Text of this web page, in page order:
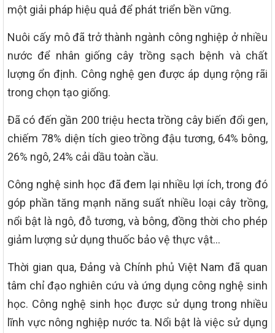
một giải pháp hiệu quả để phát triển bền vững.
Nuôi cấy mô đã trở thành ngành công nghiệp ở nhiều
nước để nhân giống cây trồng sạch bệnh và chất
lượng ổn định. Công nghệ gen được áp dụng rộng rãi
trong chọn tạo giống.
Đã có đến gần 200 triệu hecta trồng cây biến đổi gen,
chiếm 78% diện tích gieo trồng đậu tương, 64% bông,
26% ngô, 24% cải dầu toàn cầu.
Công nghệ sinh học đã đem lại nhiều lợi ích, trong đó
góp phần tăng mạnh năng suất nhiều loại cây trồng,
nổi bật là ngô, đỗ tương, và bông, đồng thời cho phép
giảm lượng sử dụng thuốc bảo vệ thực vật…
Thời gian qua, Đảng và Chính phủ Việt Nam đã quan
tâm chỉ đạo nghiên cứu và ứng dụng công nghệ sinh
học. Công nghệ sinh học được sử dụng trong nhiều
lĩnh vực nông nghiệp nước ta. Nổi bật là việc sử dụng